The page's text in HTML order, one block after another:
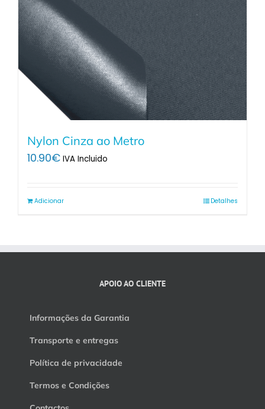
Nylon Cinza ao Metro
10.90€ IVA Incluido
Adicionar Detalhes
APOIO AO CLIENTE
Informações da Garantia
Transporte e entregas
Política de privacidade
Termos e Condições